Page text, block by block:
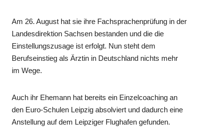
Am 26. August hat sie ihre Fachsprachenprüfung in der
Landesdirektion Sachsen bestanden und die die
Einstellungszusage ist erfolgt. Nun steht dem
Berufseinstieg als Ärztin in Deutschland nichts mehr
im Wege.
Auch ihr Ehemann hat bereits ein Einzelcoaching an
den Euro-Schulen Leipzig absolviert und dadurch eine
Anstellung auf dem Leipziger Flughafen gefunden.